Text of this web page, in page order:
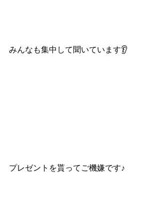
みんなも集中して聞いています👂
プレゼントを貰ってご機嫌です♪